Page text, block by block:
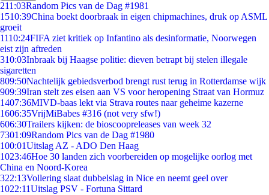
211:03Random Pics van de Dag #1981
1510:39China boekt doorbraak in eigen chipmachines, druk op ASML
groeit
1110:24FIFA ziet kritiek op Infantino als desinformatie, Noorwegen
eist zijn aftreden
310:03Inbraak bij Haagse politie: dieven betrapt bij stelen illegale
sigaretten
809:50Nachtelijk gebiedsverbod brengt rust terug in Rotterdamse wijk
909:39Iran stelt zes eisen aan VS voor heropening Straat van Hormuz
1407:36MIVD-baas lekt via Strava routes naar geheime kazerne
1606:35VrijMiBabes #316 (not very sfw!)
606:30Trailers kijken: de bioscoopreleases van week 32
7301:09Random Pics van de Dag #1980
100:01Uitslag AZ - ADO Den Haag
1023:46Hoe 30 landen zich voorbereiden op mogelijke oorlog met
China en Noord-Korea
322:13Vollering slaat dubbelslag in Nice en neemt geel over
1022:11Uitslag PSV - Fortuna Sittard